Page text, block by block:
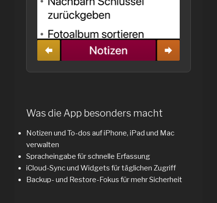
Was die App besonders macht
Notizen und To-dos auf iPhone, iPad und Mac
verwalten
Spracheingabe für schnelle Erfassung
iCloud-Sync und Widgets für täglichen Zugriff
Backup- und Restore-Fokus für mehr Sicherheit